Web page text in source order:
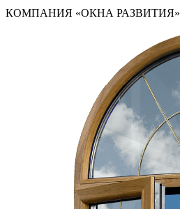
КОМПАНИЯ «ОКНА РАЗВИТИЯ»